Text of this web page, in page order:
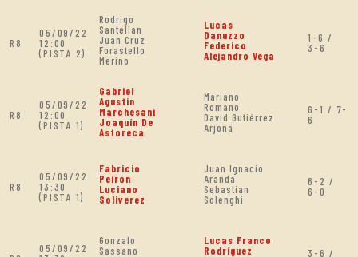
R8
05/09/22
12:00
(PISTA 2)
Rodrigo
Santellan
Juan Cruz
Forastello
Merino
Lucas
Danuzzo
Federico
Alejandro Vega
1-6 /
3-6
R8
05/09/22
12:00
(PISTA 1)
Gabriel
Agustin
Marchesani
Joaquín De
Astoreca
Mariano
Romano
David Gutiérrez
Arjona
6-1 / 7-
6
R8
05/09/22
13:30
(PISTA 1)
Fabricio
Peiron
Luciano
Soliverez
Juan Ignacio
Aranda
Sebastian
Solenghi
6-2 /
6-0
05/09/22
Gonzalo
Sassano
Lucas Franco
Rodríguez
3-6 /